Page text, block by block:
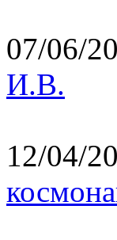
07/06/
И.В.
12/04/